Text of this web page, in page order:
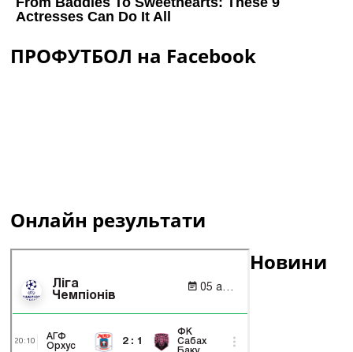
ПРОФУТБОЛ на Facebook
Онлайн результати
Новини